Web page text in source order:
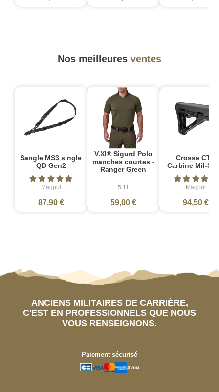
Nos meilleures ventes
Sangle MS3 single
QD Gen2
Magpul
87,90 €
V.XI® Sigurd Polo
manches courtes -
Ranger Green
5.11
59,00 €
Crosse CTR
Carbine Mil-
Magpul
94,50 €
ANCIENS MILITAIRES DE CARRIÈRE,
C'EST EN PROFESSIONNELS QUE NOUS
VOUS RENSEIGNONS.
Paiement sécurisé